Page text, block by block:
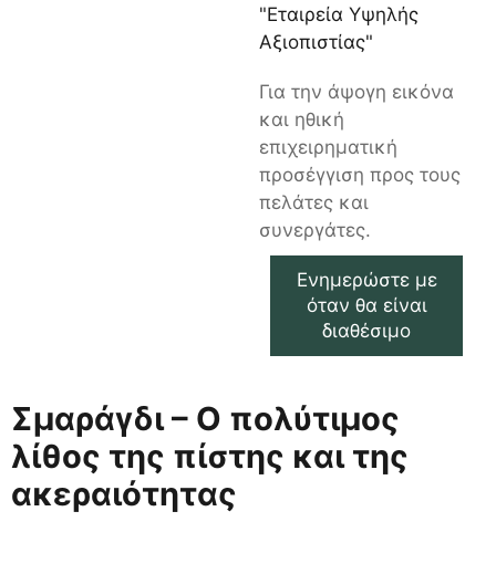
"Εταιρεία Υψηλής
Αξιοπιστίας"
Για την άψογη εικόνα
και ηθική
επιχειρηματική
προσέγγιση προς τους
πελάτες και
συνεργάτες.
Ενημερώστε με
όταν θα είναι
διαθέσιμο
Σμαράγδι – Ο πολύτιμος
λίθος της πίστης και της
ακεραιότητας